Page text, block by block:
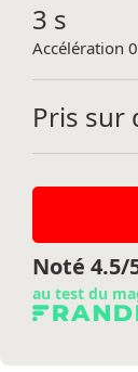
3 s
Accélération
Pris sur
Noté 4.5/
au test du